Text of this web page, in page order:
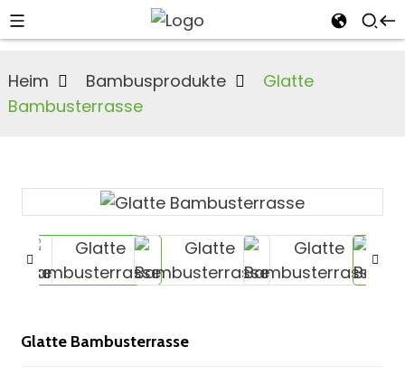
Heim Bambusprodukte
Glatte
Bambusterrasse
Glatte Bambusterrasse